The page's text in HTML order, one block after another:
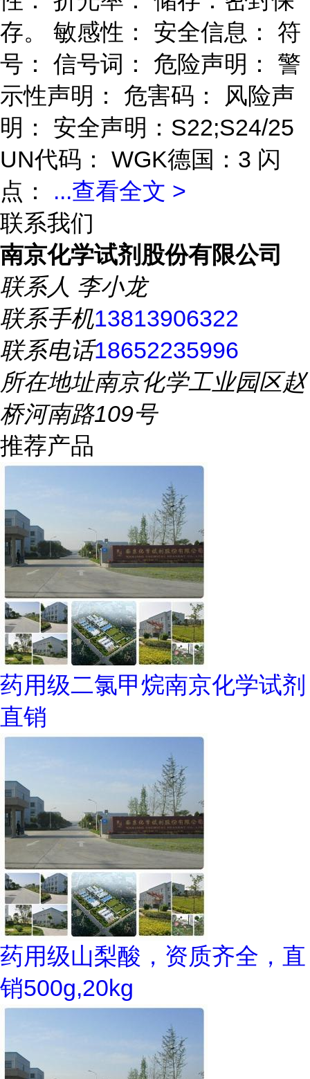
存。 敏感性： 安全信息： 符
号： 信号词： 危险声明： 警
示性声明： 危害码： 风险声
明： 安全声明：S22;S24/25
UN代码： WGK德国：3 闪
点： ...查看全文 >
联系我们
南京化学试剂股份有限公司
联系人 李小龙
联系手机13813906322
联系电话18652235996
所在地址南京化学工业园区赵
桥河南路109号
推荐产品
药用级二氯甲烷南京化学试剂
直销
药用级山梨酸，资质齐全，直
销500g,20kg